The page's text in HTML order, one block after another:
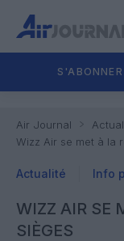
S'ABONNER
Air Journal
Wizz Air se met à la
Actualité Info
WIZZ AIR SE
SIÈGES